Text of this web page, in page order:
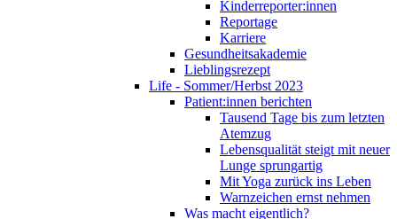
Kinderreporter:innen
Reportage
Karriere
Gesundheitsakademie
Lieblingsrezept
Life - Sommer/Herbst 2023
Patient:innen berichten
Tausend Tage bis zum letzten
Atemzug
Lebensqualität steigt mit neuer
Lunge sprungartig
Mit Yoga zurück ins Leben
Warnzeichen ernst nehmen
Was macht eigentlich?